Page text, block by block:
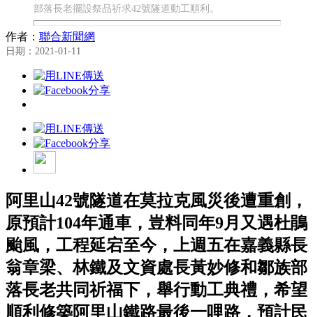
部落長老擺設祭品祈求42號隧道動工順利。
作者： 聯合新聞網
日期：2021-01-11
阿里山42號隧道在莫拉克風災後遭重創，
原預計104年通車，豈料同年9月又遇杜鵑
颱風，工程延宕至今，上週五在嘉義縣長
翁章梁、林鐵及文資處長黃妙修和鄒族部
落長老共同祈福下，舉行動工典禮，希望
順利修築阿里山鐵路最後一哩路，預計民